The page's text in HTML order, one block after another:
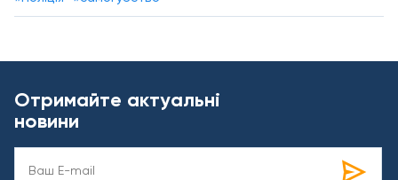
Отримайте актуальні
новини